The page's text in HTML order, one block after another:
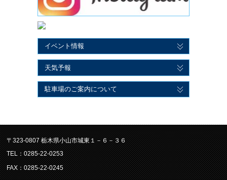
イベント情報
天気予報
駐車場のご案内について
〒323-0807 栃木県小山市城東１－６－３６
TEL：0285-22-0253
FAX：0285-22-0245